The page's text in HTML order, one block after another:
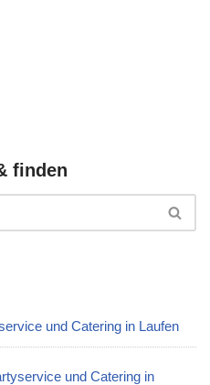
finden
und Catering in Laufen
und Catering in